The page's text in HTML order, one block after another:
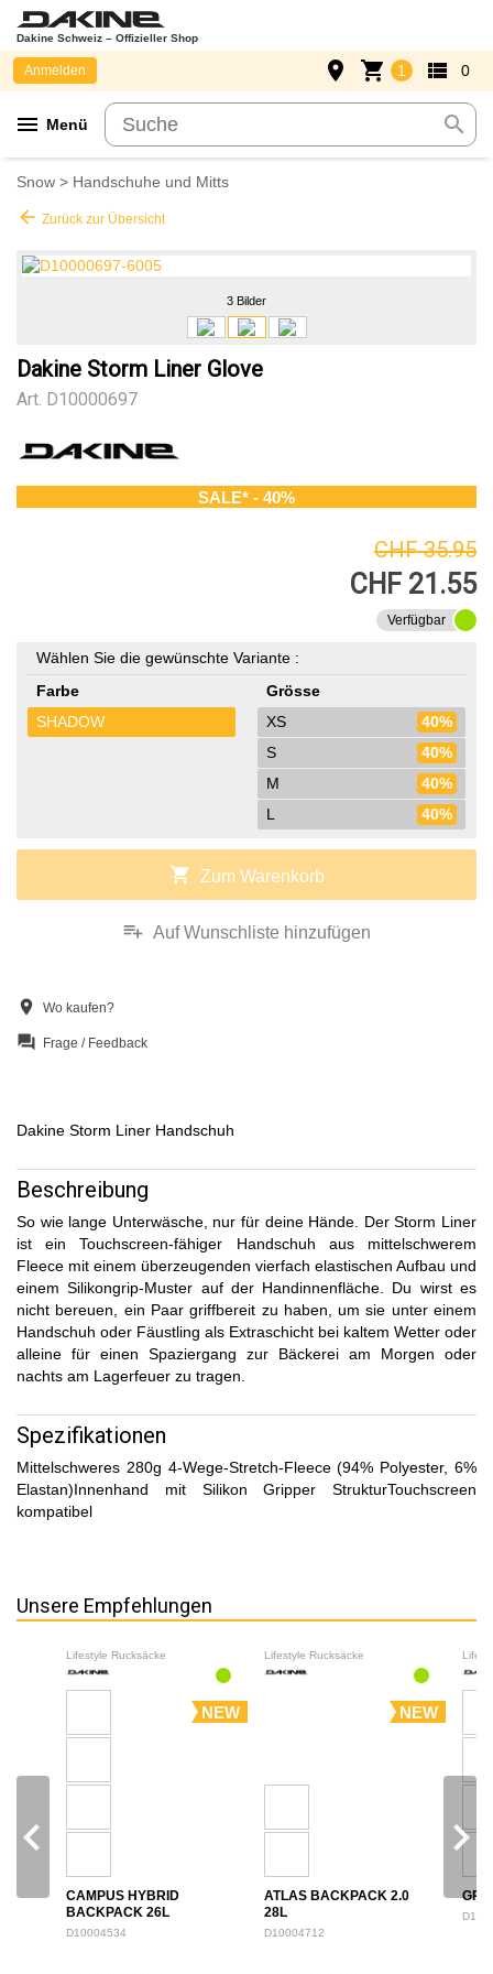
Dakine Schweiz – Offizieller Shop
menu Menü search
Anmelden place shopping_cart 1 view_list 0
Snow > Handschuhe und Mitts
arrow_back Zurück zur Übersicht
3 Bilder
Dakine Storm Liner Glove
Art. D10000697
SALE* - 40%
CHF 35.95
CHF 21.55
Verfügbar
Wählen Sie die gewünschte Variante :
Farbe
SHADOW
Grösse
XS
40%
S
40%
M
40%
L
40%
shopping_cart Zum Warenkorb
playlist_add Auf Wunschliste hinzufügen
location_on Wo kaufen?
question_answer Frage / Feedback
Dakine Storm Liner Handschuh
Beschreibung
So wie lange Unterwäsche, nur für deine Hände. Der Storm Liner
ist ein Touchscreen-fähiger Handschuh aus mittelschwerem
Fleece mit einem überzeugenden vierfach elastischen Aufbau und
einem Silikongrip-Muster auf der Handinnenfläche. Du wirst es
nicht bereuen, ein Paar griffbereit zu haben, um sie unter einem
Handschuh oder Fäustling als Extraschicht bei kaltem Wetter oder
alleine für einen Spaziergang zur Bäckerei am Morgen oder
nachts am Lagerfeuer zu tragen.
Spezifikationen
Mittelschweres 280g 4-Wege-Stretch-Fleece (94% Polyester, 6%
Elastan)Innenhand mit Silikon Gripper StrukturTouchscreen
kompatibel
Unsere Empfehlungen
Lifestyle Rucksäcke
NEW
CAMPUS HYBRID
BACKPACK 26L
D10004534
Lifestyle Rucksäcke
NEW
ATLAS BACKPACK 2.0
28L
D10004712
navigate_before navigate_next